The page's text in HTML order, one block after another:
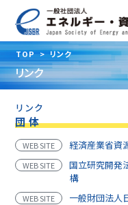
TOP > リンク
リンク
リンク
団 体
WEB SITE 経済産業省資
WEB SITE
国立研究開発
構
WEB SITE 一般財団法人